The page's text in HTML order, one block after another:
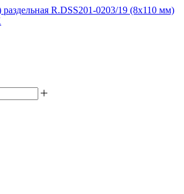
R.DSS201-0203/19 (8х110 мм)